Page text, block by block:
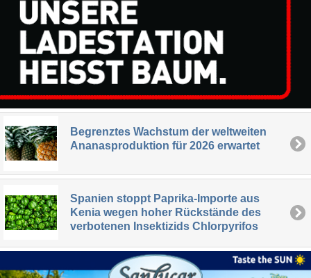
Begrenztes Wachstum der weltweiten
Ananasproduktion für 2026 erwartet
Spanien stoppt Paprika-Importe aus
Kenia wegen hoher Rückstände des
verbotenen Insektizids Chlorpyrifos